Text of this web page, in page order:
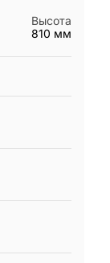
Высота
810 мм